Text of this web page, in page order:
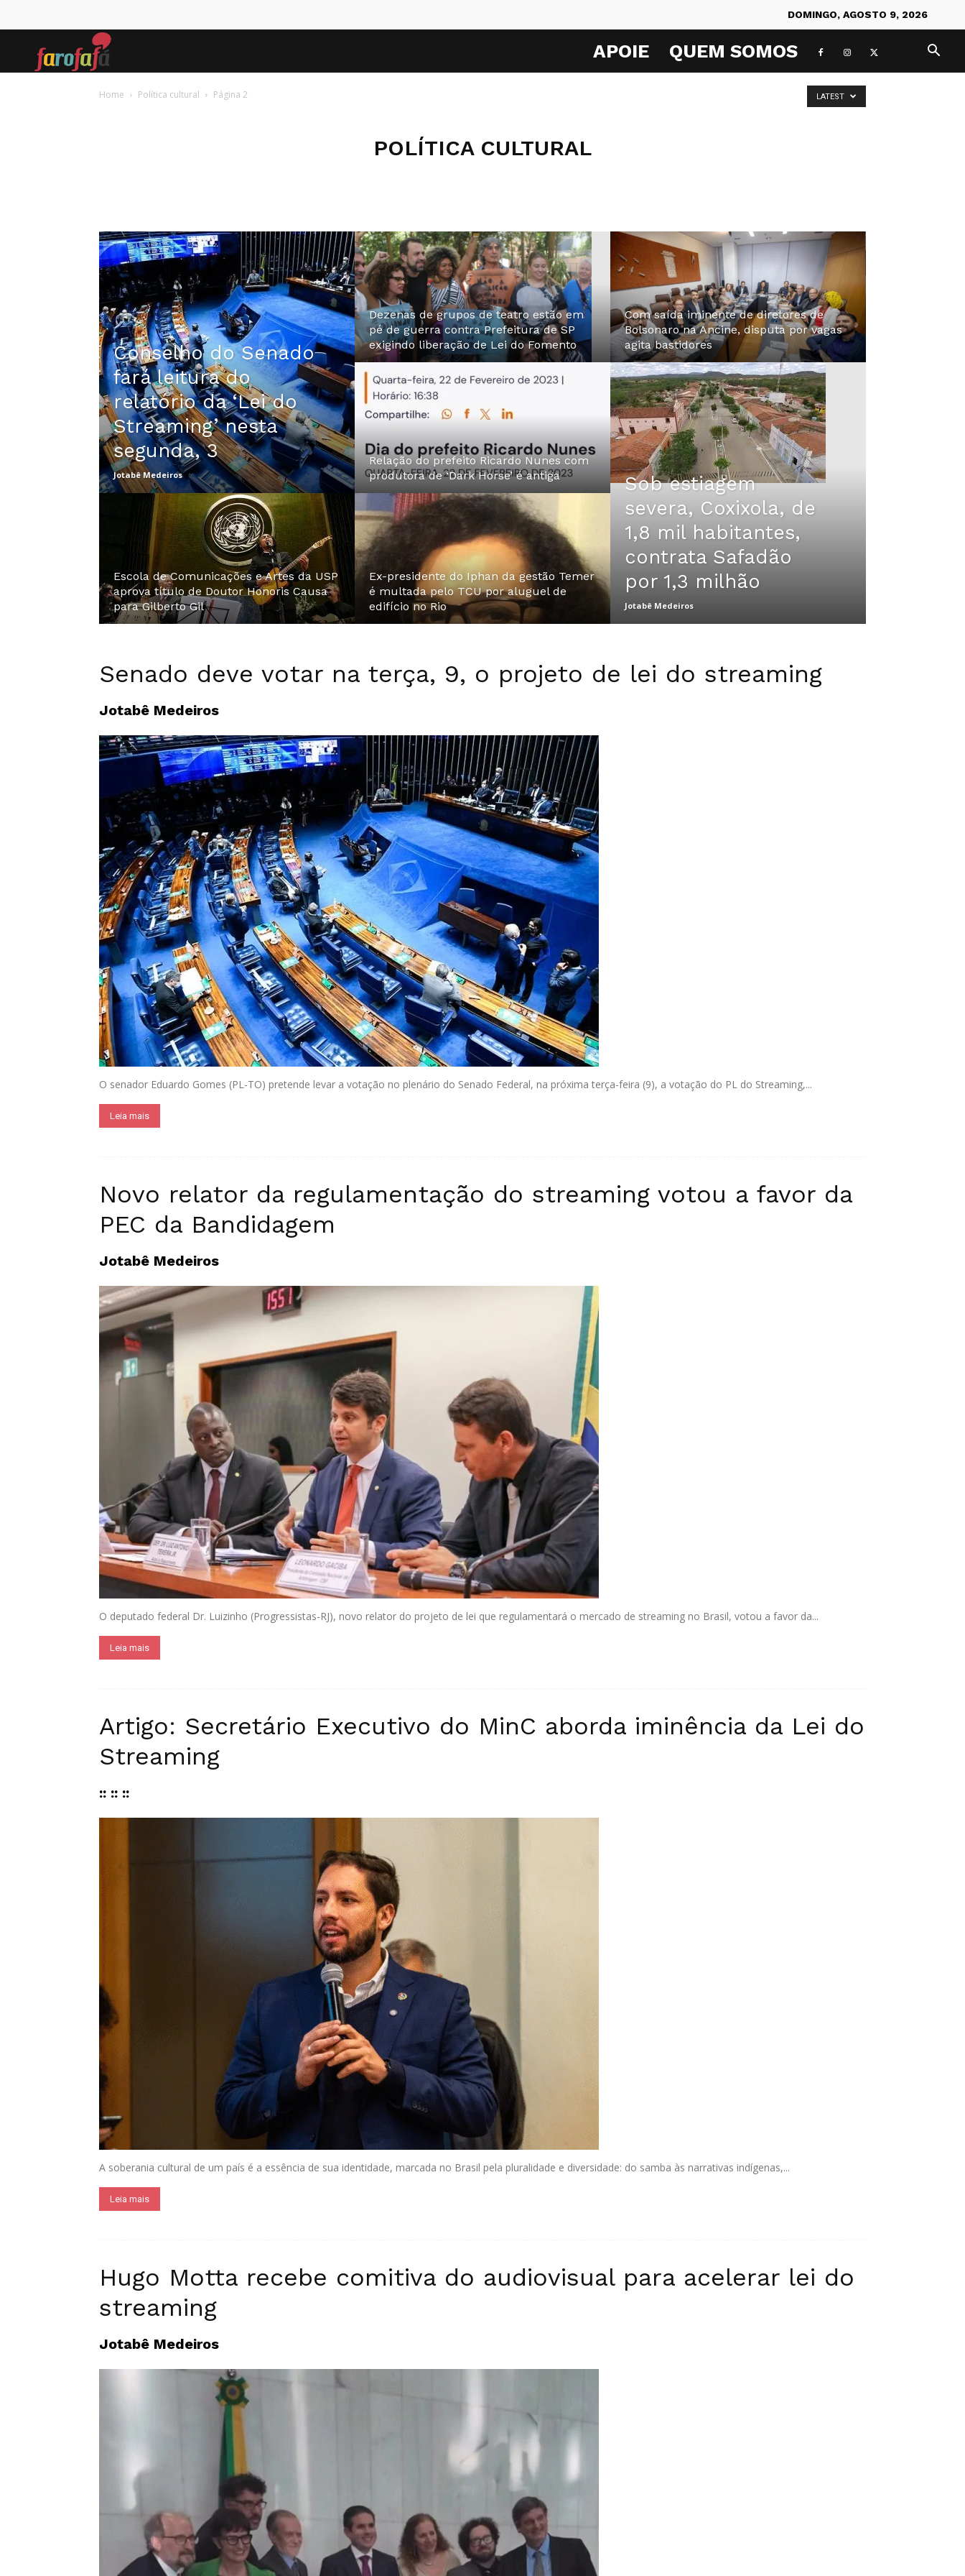
DOMINGO, AGOSTO 9, 2026
APOIE QUEM SOMOS
Home Política cultural Página 2
POLÍTICA CULTURAL
LATEST
Conselho do Senado
fará leitura do
relatório da ‘Lei do
Streaming’ nesta
segunda, 3
Jotabê Medeiros
Escola de Comunicações e Artes da USP
aprova título de Doutor Honoris Causa
para Gilberto Gil
Dezenas de grupos de teatro estão em
pé de guerra contra Prefeitura de SP
exigindo liberação de Lei do Fomento
Relação do prefeito Ricardo Nunes com
produtora de ‘Dark Horse’ é antiga
Ex-presidente do Iphan da gestão Temer
é multada pelo TCU por aluguel de
edifício no Rio
Com saída iminente de diretores de
Bolsonaro na Ancine, disputa por vagas
agita bastidores
Sob estiagem
severa, Coxixola, de
1,8 mil habitantes,
contrata Safadão
por 1,3 milhão
Jotabê Medeiros
Senado deve votar na terça, 9, o projeto de lei do streaming
Jotabê Medeiros
O senador Eduardo Gomes (PL-TO) pretende levar a votação no plenário do Senado Federal, na próxima terça-feira (9), a votação do PL do Streaming,...
Leia mais
Novo relator da regulamentação do streaming votou a favor da
PEC da Bandidagem
Jotabê Medeiros
O deputado federal Dr. Luizinho (Progressistas-RJ), novo relator do projeto de lei que regulamentará o mercado de streaming no Brasil, votou a favor da...
Leia mais
Artigo: Secretário Executivo do MinC aborda iminência da Lei do
Streaming
:: :: ::
A soberania cultural de um país é a essência de sua identidade, marcada no Brasil pela pluralidade e diversidade: do samba às narrativas indígenas,...
Leia mais
Hugo Motta recebe comitiva do audiovisual para acelerar lei do
streaming
Jotabê Medeiros